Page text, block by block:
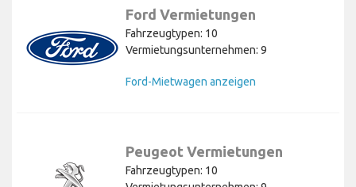
Ford Vermietungen
Fahrzeugtypen: 10
Vermietungsunternehmen: 9
Ford-Mietwagen anzeigen
Peugeot Vermietungen
Fahrzeugtypen: 10